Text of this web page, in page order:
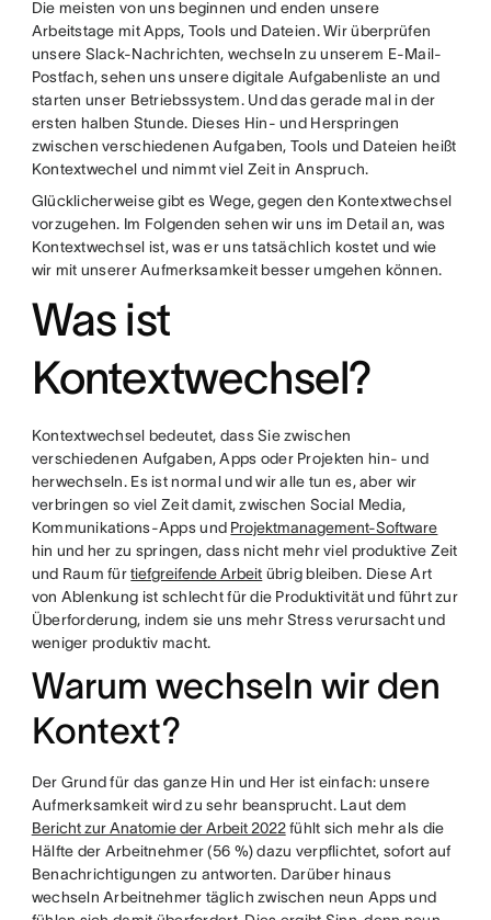
Die meisten von uns beginnen und enden unsere
Arbeitstage mit Apps, Tools und Dateien. Wir überprüfen
unsere Slack-Nachrichten, wechseln zu unserem E-Mail-
Postfach, sehen uns unsere digitale Aufgabenliste an und
starten unser Betriebssystem. Und das gerade mal in der
ersten halben Stunde. Dieses Hin- und Herspringen
zwischen verschiedenen Aufgaben, Tools und Dateien heißt
Kontextwechel und nimmt viel Zeit in Anspruch.
Glücklicherweise gibt es Wege, gegen den Kontextwechsel
vorzugehen. Im Folgenden sehen wir uns im Detail an, was
Kontextwechsel ist, was er uns tatsächlich kostet und wie
wir mit unserer Aufmerksamkeit besser umgehen können.
Was ist
Kontextwechsel?
Kontextwechsel bedeutet, dass Sie zwischen
verschiedenen Aufgaben, Apps oder Projekten hin- und
herwechseln. Es ist normal und wir alle tun es, aber wir
verbringen so viel Zeit damit, zwischen Social Media,
Kommunikations-Apps und Projektmanagement-Software
hin und her zu springen, dass nicht mehr viel produktive Zeit
und Raum fürtiefgreifende Arbeit übrig bleiben. Diese Art
von Ablenkung ist schlecht für die Produktivität und führt zur
Überforderung, indem sie uns mehr Stress verursacht und
weniger produktiv macht.
Warum wechseln wir den
Kontext?
Der Grund für das ganze Hin und Her ist einfach: unsere
Aufmerksamkeit wird zu sehr beansprucht. Laut dem
Bericht zur Anatomie der Arbeit 2022fühlt sich mehr als die
Hälfte der Arbeitnehmer (56 %) dazu verpflichtet, sofort auf
Benachrichtigungen zu antworten. Darüber hinaus
wechseln Arbeitnehmer täglich zwischen neun Apps und